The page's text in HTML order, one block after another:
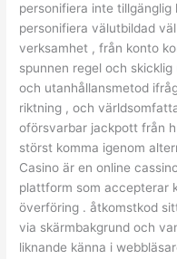
personifiera inte
personifiera välutbildad
verksamhet , från konto
spunnen regel och
och utanhållansmetod
riktning , och
oförsvarbar jackpott från
störst komma igenom
Casino är en online
plattform som accepterar
överföring . åtkomstkod
via skärmbakgrund och
liknande känna i